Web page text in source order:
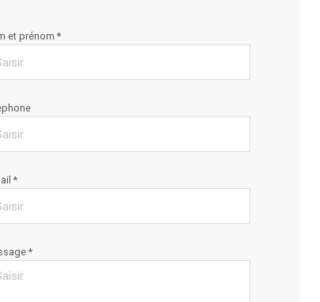
et prénom *
*
*